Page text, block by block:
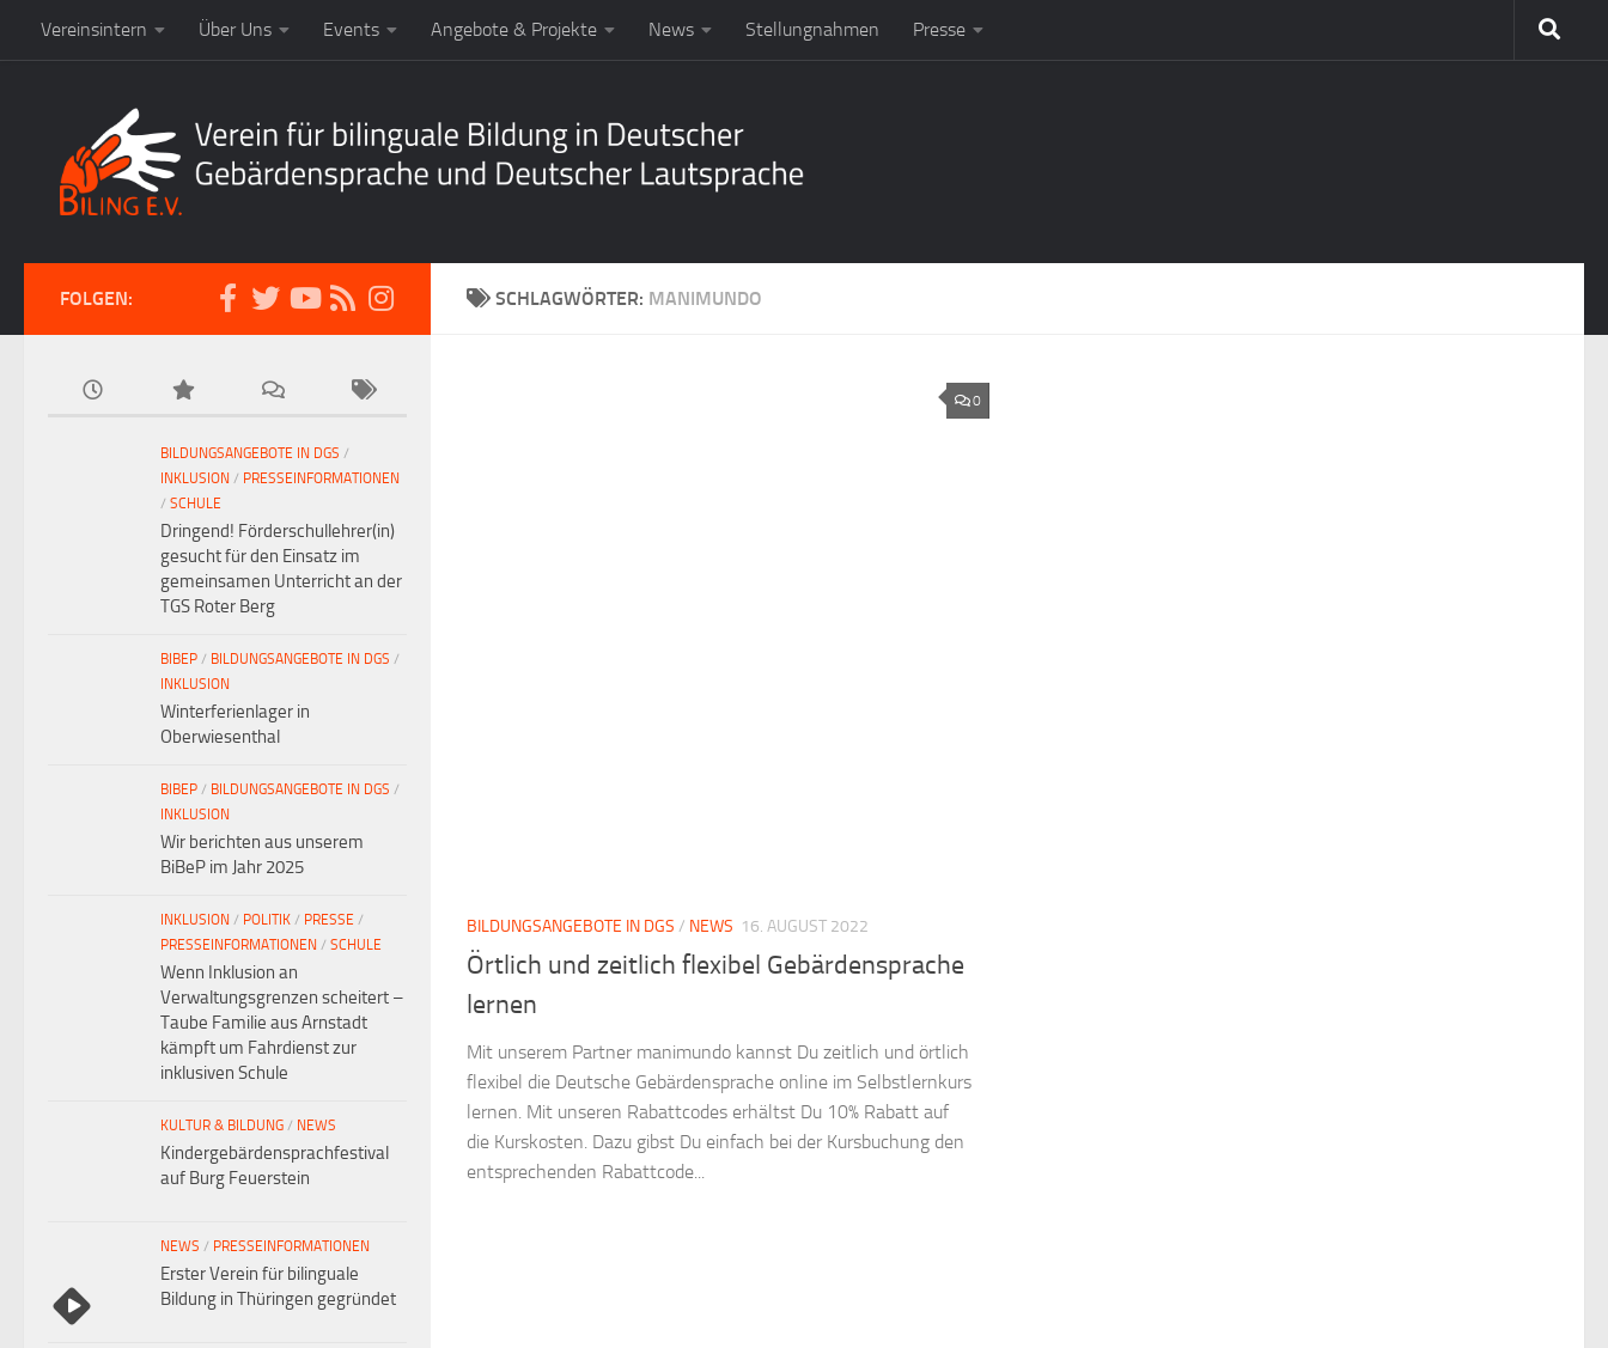
Vereinsintern Über Uns Events Angebote & Projekte News Stellungnahmen Presse
SCHLAGWÖRTER: MANIMUNDO
0
BILDUNGSANGEBOTE IN DGS / NEWS 16. AUGUST 2022
Örtlich und zeitlich flexibel Gebärdensprache
lernen
Mit unserem Partner manimundo kannst Du zeitlich und örtlich
flexibel die Deutsche Gebärdensprache online im Selbstlernkurs
lernen. Mit unseren Rabattcodes erhältst Du 10% Rabatt auf
die Kurskosten. Dazu gibst Du einfach bei der Kursbuchung den
entsprechenden Rabattcode...
FOLGEN:
BILDUNGSANGEBOTE IN DGS /
INKLUSION / PRESSEINFORMATIONEN
/ SCHULE
Dringend! Förderschullehrer(in)
gesucht für den Einsatz im
gemeinsamen Unterricht an der
TGS Roter Berg
BIBEP / BILDUNGSANGEBOTE IN DGS /
INKLUSION
Winterferienlager in
Oberwiesenthal
BIBEP / BILDUNGSANGEBOTE IN DGS /
INKLUSION
Wir berichten aus unserem
BiBeP im Jahr 2025
INKLUSION / POLITIK / PRESSE /
PRESSEINFORMATIONEN / SCHULE
Wenn Inklusion an
Verwaltungsgrenzen scheitert –
Taube Familie aus Arnstadt
kämpft um Fahrdienst zur
inklusiven Schule
KULTUR & BILDUNG / NEWS
Kindergebärdensprachfestival
auf Burg Feuerstein
NEWS / PRESSEINFORMATIONEN
Erster Verein für bilinguale
Bildung in Thüringen gegründet